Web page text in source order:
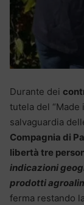
Durante dei
tutela del “Made
salvaguardia
Compagnia di
libertà tre
indicazioni
prodotti
ferma restando